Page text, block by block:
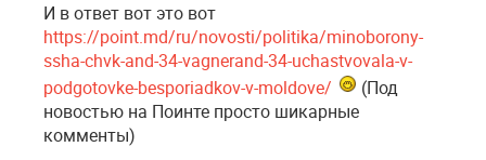
И в ответ вот это вот
https://point.md/ru/novosti/politika/minoborony-
ssha-chvk-and-34-vagnerand-34-uchastvovala-v-
podgotovke-besporiadkov-v-moldove/
(Под
новостью на Поинте просто шикарные
комменты)